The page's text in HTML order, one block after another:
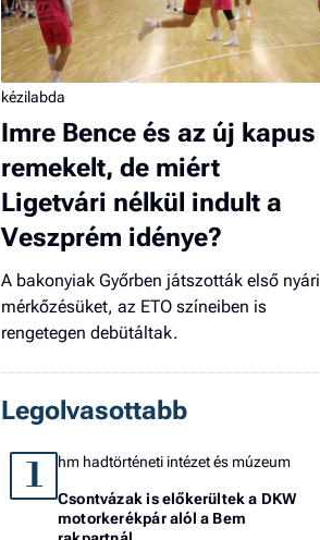
kézilabda
Imre Bence és az új kapus
remekelt, de miért
Ligetvári nélkül indult a
Veszprém idénye?
A bakonyiak Győrben játszották első nyári
mérkőzésüket, az ETO színeiben is
rengetegen debütáltak.
Legolvasottabb
1 hm hadtörténeti intézet és múzeum
Csontvázak is előkerültek a DKW
motorkerékpár alól a Bem